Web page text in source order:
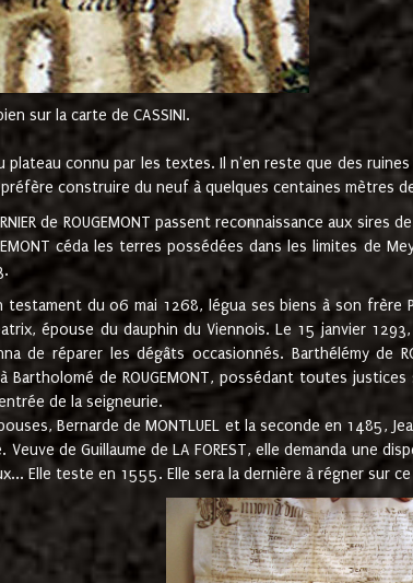
sur la carte de CASSINI.
plateau connu par les textes. Il n'en reste que des
construire du neuf à quelques centaines mètres
de ROUGEMONT passent reconnaissance aux
céda les terres possédées dans les limites de
testament du 06 mai 1268, légua ses biens à son
épouse du dauphin du Viennois. Le 15 janvier
de réparer les dégâts occasionnés. Barthélémy de
Bartholomé de ROUGEMONT, possédant toutes
de la seigneurie.
Bernarde de MONTLUEL et la seconde en
de Guillaume de LA FOREST, elle demanda une
Elle teste en 1555. Elle sera la dernière à régner sur